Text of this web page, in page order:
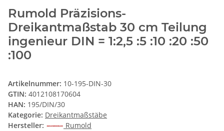
Rumold Präzisions-
Dreikantmaßstab 30 cm Teilung
ingenieur DIN = 1:2,5 :5 :10 :20 :50
:100
Artikelnummer: 10-195-DIN-30
GTIN: 4012108170604
HAN: 195/DIN/30
Kategorie: Dreikantmaßstäbe
Hersteller:
Rumold